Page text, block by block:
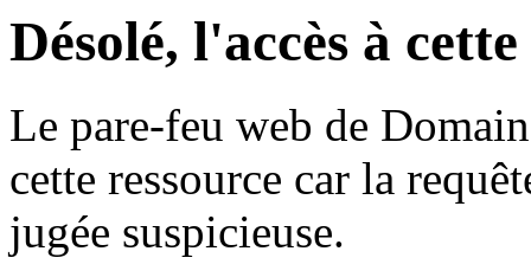
Désolé, l'accès à
Le pare-feu web de
cette ressource car la
jugée suspicieuse.